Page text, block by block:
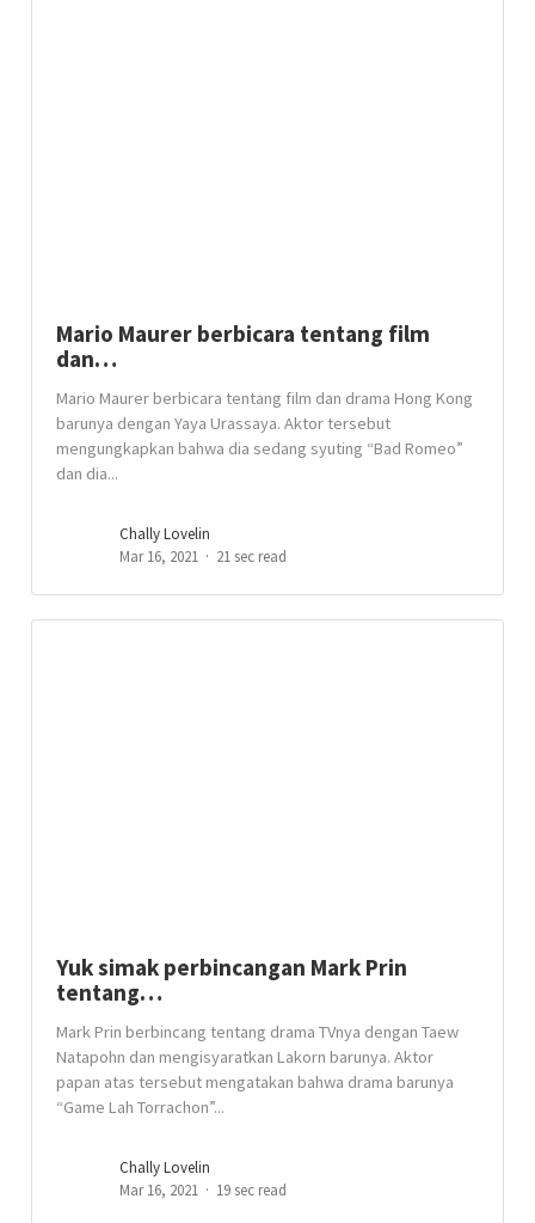
Mario Maurer berbicara tentang film
dan…
Mario Maurer berbicara tentang film dan drama Hong Kong
barunya dengan Yaya Urassaya. Aktor tersebut
mengungkapkan bahwa dia sedang syuting “Bad Romeo”
dan dia...
Chally Lovelin
Mar 16, 2021
21 sec read
Yuk simak perbincangan Mark Prin
tentang…
Mark Prin berbincang tentang drama TVnya dengan Taew
Natapohn dan mengisyaratkan Lakorn barunya. Aktor
papan atas tersebut mengatakan bahwa drama barunya
“Game Lah Torrachon”...
Chally Lovelin
Mar 16, 2021
19 sec read